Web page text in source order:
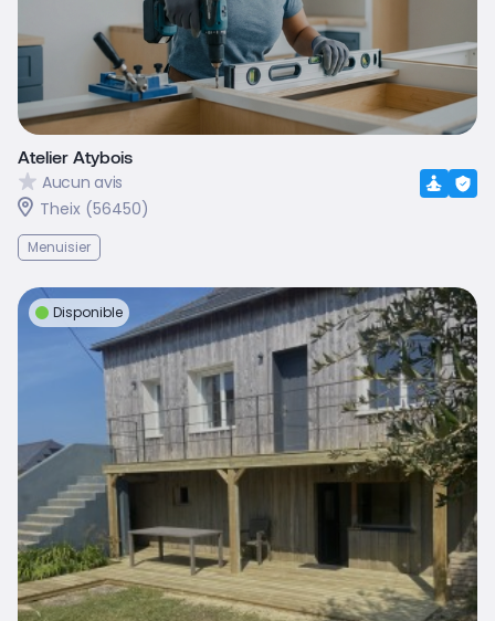
Atelier Atybois
Aucun avis
Theix (56450)
Menuisier
Disponible